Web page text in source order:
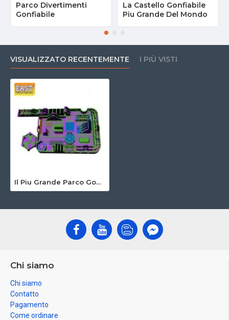
Parco Divertimenti
Gonfiabile
La Castello Gonfiabile
Piu Grande Del Mondo
VISUALIZZATO RECENTEMENTE I PIÙ VISTI
Il Piu Grande Parco Gonfiabile
Chi siamo
Chi siamo
Contatto
Pagamento
Come ordinare